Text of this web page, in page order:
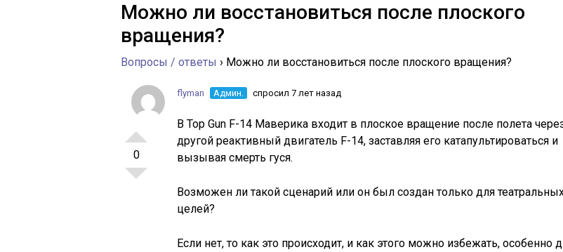
Можно ли восстановиться после плоского
вращения?
Вопросы / ответы › Можно ли восстановиться после плоского вращения?
0
flyman Админ. спросил 7 лет назад
В Top Gun F-14 Маверика входит в плоское вращение после полета
другой реактивный двигатель F-14, заставляя его катапультироваться и
вызывая смерть гуся.
Возможен ли такой сценарий или он был создан только для
целей?
Если нет, то как это происходит, и как этого можно избежать, особенно